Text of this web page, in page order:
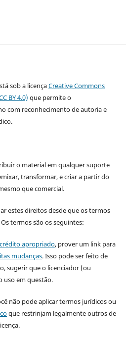
sob a licençaCreative Commons
BY 4.0) que permite o
com reconhecimento de autoria e
o material em qualquer suporte
transformar, e criar a partir do
que comercial.
estes direitos desde que os termos
termos são os seguintes:
crédito apropriado, prover um link para
mudanças. Isso pode ser feito de
sugerir que o licenciador (ou
uso em questão.
não pode aplicar termos jurídicos ou
que restrinjam legalmente outros de